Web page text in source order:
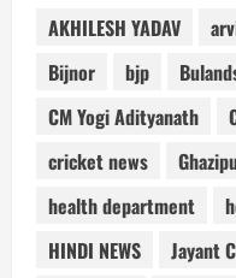
AKHILESH YADAV
Bijnor
bjp
CM Yogi Adityanath
cricket news
health department
HINDI NEWS
Jayant